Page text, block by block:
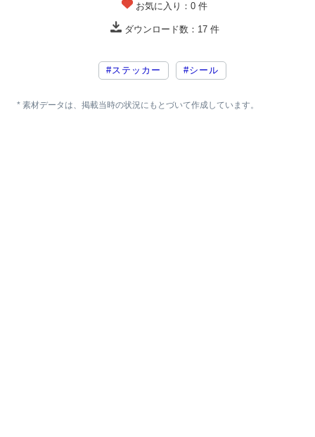
お気に入り：0 件
ダウンロード数： 17件
#ステッカー #シール
* 素材データは、掲載当時の状況にもとづいて作成しています。